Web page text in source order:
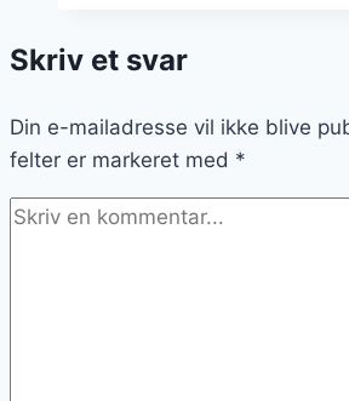
Skriv et svar
Din e-mailadresse vil ikke blive
felter er markeret med *